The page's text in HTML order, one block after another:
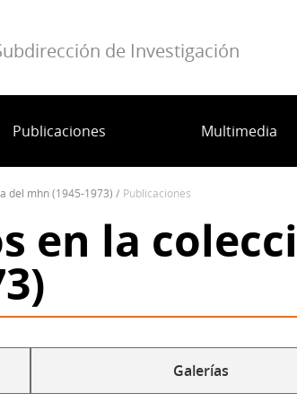
de Investigación
Publicaciones Multimedia
del mhn (1945-1973) publicaciones
en la
Galerías